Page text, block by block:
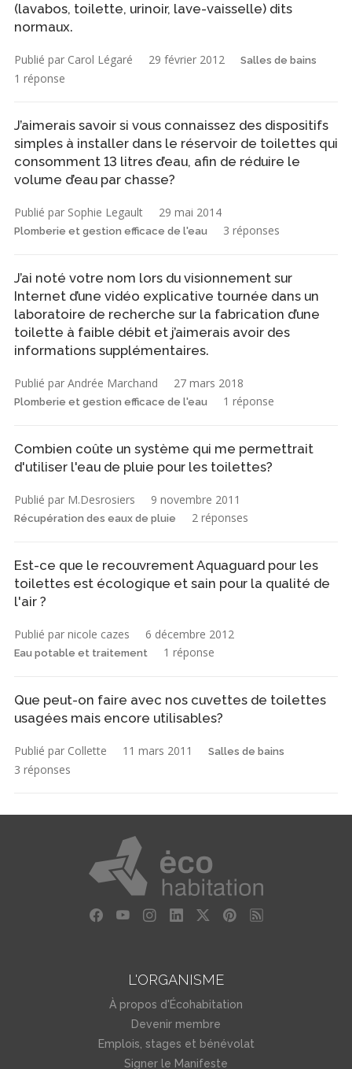
(lavabos, toilette, urinoir, lave-vaisselle) dits
normaux.
Publié par Carol Légaré 29 février 2012 Salles de bains
1 réponse
J’aimerais savoir si vous connaissez des dispositifs
simples à installer dans le réservoir de toilettes qui
consomment 13 litres d’eau, afin de réduire le
volume d’eau par chasse?
Publié par Sophie Legault 29 mai 2014
Plomberie et gestion efficace de l'eau 3 réponses
J’ai noté votre nom lors du visionnement sur
Internet d’une vidéo explicative tournée dans un
laboratoire de recherche sur la fabrication d’une
toilette à faible débit et j’aimerais avoir des
informations supplémentaires.
Publié par Andrée Marchand 27 mars 2018
Plomberie et gestion efficace de l'eau 1 réponse
Combien coûte un système qui me permettrait
d'utiliser l'eau de pluie pour les toilettes?
Publié par M.Desrosiers 9 novembre 2011
Récupération des eaux de pluie 2 réponses
Est-ce que le recouvrement Aquaguard pour les
toilettes est écologique et sain pour la qualité de
l'air ?
Publié par nicole cazes 6 décembre 2012
Eau potable et traitement 1 réponse
Que peut-on faire avec nos cuvettes de toilettes
usagées mais encore utilisables?
Publié par Collette 11 mars 2011 Salles de bains
3 réponses
L'ORGANISME
À propos d'Écohabitation
Devenir membre
Emplois, stages et bénévolat
Signer le Manifeste